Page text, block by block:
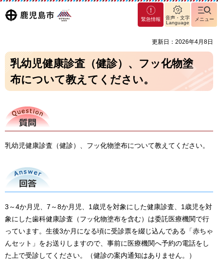
鹿児島
マグ
マシ
島市
緊急情報
音声・文字
Language
メニュー
更新日：2026年4月8日
乳幼児健康診査（健診）、フッ化物塗
布について教えてください。
質問
乳幼児健康診査（健診）、フッ化物塗布について教えてください。
回答
3～4か月児、7～8か月児、1歳児を対象にした健康診査、1歳児を対
象にした歯科健康診査（フッ化物塗布を含む）は委託医療機関で行
っています。生後3か月になる頃に受診票を綴じ込んである「赤ちゃ
んセット」をお送りしますので、事前に医療機関へ予約の電話をし
た上で受診してください。（健診の案内通知はありません。）